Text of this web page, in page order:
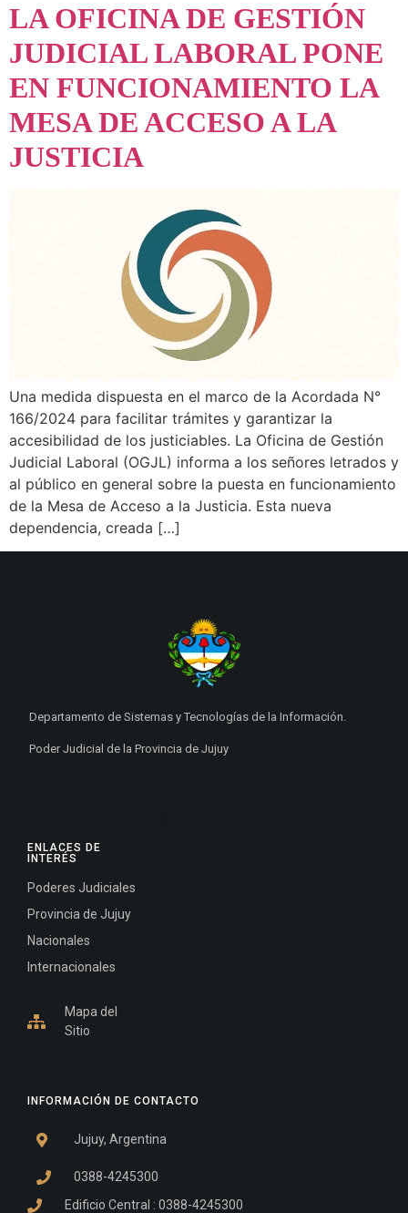
LA OFICINA DE GESTIÓN
JUDICIAL LABORAL PONE
EN FUNCIONAMIENTO LA
MESA DE ACCESO A LA
JUSTICIA
Una medida dispuesta en el marco de la Acordada N°
166/2024 para facilitar trámites y garantizar la
accesibilidad de los justiciables. La Oficina de Gestión
Judicial Laboral (OGJL) informa a los señores letrados y
al público en general sobre la puesta en funcionamiento
de la Mesa de Acceso a la Justicia. Esta nueva
dependencia, creada […]
INFORMACIÓN DE CONTACTO
Jujuy, Argentina
0388-4245300
Edificio Central : 0388-4245300
ENLACES DE
INTERÉS
Poderes Judiciales
Provincia de Jujuy
Nacionales
Internacionales
Mapa del
Sitio
Departamento de Sistemas y Tecnologías de la Información.
Poder Judicial de la Provincia de Jujuy